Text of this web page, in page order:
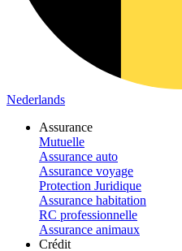
Nederlands
Assurance
Mutuelle
Assurance auto
Assurance voyage
Protection Juridique
Assurance habitation
RC professionnelle
Assurance animaux
Crédit